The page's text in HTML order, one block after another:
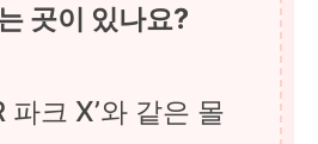
곳이 있나요?
파크 X’와 같은 몰